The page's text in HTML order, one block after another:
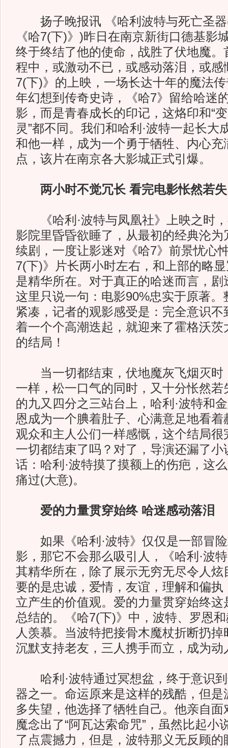
扬子晚报讯 《哈利波特与死亡圣器
《哈7(下)》)昨日在南京新街口德基影
终于终结了他的使命，战胜了伏地魔。
程中，或激动不已，或感动落泪，或感
7(下)》的上映，一场长达十年的魔法
年幻想到传奇史诗，《哈7》留给哈迷
影，而是青春成长的印记，这烙印和“
灵”都不同。我们和哈利·波特一起长大
和他一样，成为一个勇于牺牲、内心充
点，该片在南京各大影城正式引爆。
两小时不觉冗长 看完电影怅然若失
《哈利·波特与凤凰社》上映之时，
影院里昏昏欲睡了，从最初的经典沦为
续剧，一度让影迷对《哈7》前景忧心
7(下)》片长两小时左右，和上部的略
是精华所在。对于真正的哈迷而言，剧
这里只说一句：电影90%忠实于原著。
紧凑，记者的观影感受是：完全意识
着一个个高潮迭起，就迎来了霍格沃茨
的结局！
当一切都结束，伏地魔灰飞烟灭时
一样，松一口气的同时，又十分怅然若
的九又四分之三站台上，哈利·波特和
恩成为一个腆着肚子、心满意足地看着
观众和主人公们一样感慨，这个结局很
一切都结束了吗？对了，导演还漏了小
话：哈利·波特摸了摸额上的伤疤，这
痛过(大意)。
爱的力量贯穿始终 哈迷感动落泪
如果《哈利·波特》仅仅是一部冒险
影，那它不会那么吸引人，《哈利·波
其精华所在，除了展示无穷无尽令人炫
要的是忠诚，爱情，友谊，理解和偏执
立产生的价值观。爱的力量贯穿始终这
总结的。《哈7(下)》中，波特、罗恩
人羡慕。当波特把接骨木魔杖折断扔
沉默支持老友，三人携手而立，成为动
哈利·波特通过冥想盆，终于意识到
器之一。命运原来是这样的残酷，但是
多失望，他选择了牺牲自己。他亲自
魔念出了“阿瓦达索命咒”，虽然比起小
了点震撼力，但是，波特那义无反顾